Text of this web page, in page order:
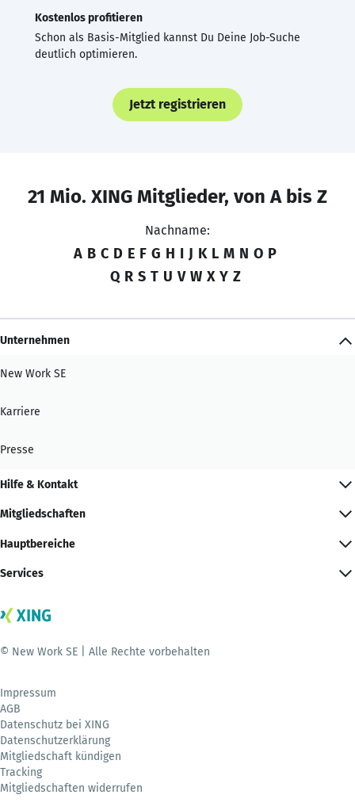
Kostenlos profitieren
Schon als Basis-Mitglied kannst Du Deine Job-Suche
deutlich optimieren.
Jetzt registrieren
21 Mio. XING Mitglieder, von A bis Z
Nachname:
A B C D E F G H I J K L M N O P
Q R S T U V W X Y Z
Unternehmen
New Work SE
Karriere
Presse
Hilfe & Kontakt
Mitgliedschaften
Hauptbereiche
Services
© New Work SE | Alle Rechte vorbehalten
Impressum
AGB
Datenschutz bei XING
Datenschutzerklärung
Mitgliedschaft kündigen
Tracking
Mitgliedschaften widerrufen